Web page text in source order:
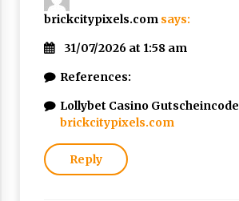
brickcitypixels.com says:
31/07/2026 at 1:58 am
References:
Lollybet Casino Gutscheincode
brickcitypixels.com
Reply